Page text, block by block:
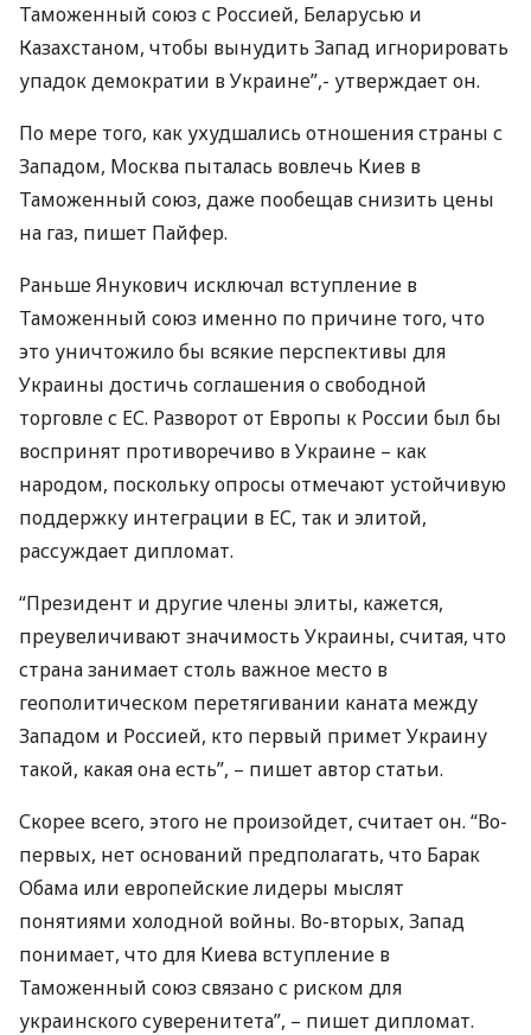
Таможенный союз с Россией, Беларусью и
Казахстаном, чтобы вынудить Запад игнорировать
упадок демократии в Украине”,- утверждает он.
По мере того, как ухудшались отношения страны с
Западом, Москва пыталась вовлечь Киев в
Таможенный союз, даже пообещав снизить цены
на газ, пишет Пайфер.
Раньше Янукович исключал вступление в
Таможенный союз именно по причине того, что
это уничтожило бы всякие перспективы для
Украины достичь соглашения о свободной
торговле с ЕС. Разворот от Европы к России был бы
воспринят противоречиво в Украине – как
народом, поскольку опросы отмечают устойчивую
поддержку интеграции в ЕС, так и элитой,
рассуждает дипломат.
“Президент и другие члены элиты, кажется,
преувеличивают значимость Украины, считая, что
страна занимает столь важное место в
геополитическом перетягивании каната между
Западом и Россией, кто первый примет Украину
такой, какая она есть”, – пишет автор статьи.
Скорее всего, этого не произойдет, считает он. “Во-
первых, нет оснований предполагать, что Барак
Обама или европейские лидеры мыслят
понятиями холодной войны. Во-вторых, Запад
понимает, что для Киева вступление в
Таможенный союз связано с риском для
украинского суверенитета”, – пишет дипломат.